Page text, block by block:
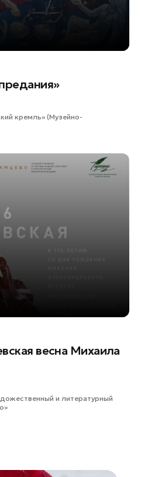
кремль» (Музейно-
весна Михаила
и литературный